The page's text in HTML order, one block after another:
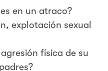
en un atraco?
explotación sexual
física de su